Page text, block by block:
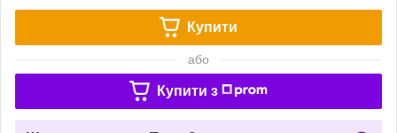
Купити
або
Купити з